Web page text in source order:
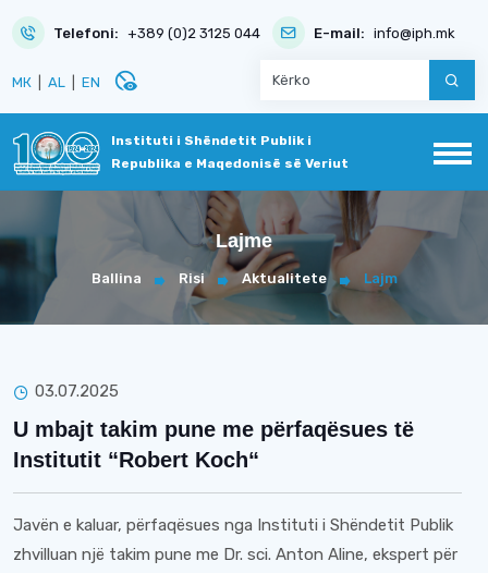
Telefoni: +389 (0)2 3125 044 E-mail: info@iph.mk
МК AL EN disabled_visible
Instituti i Shëndetit Publik i
Republika e Maqedonisë së Veriut
Lajme
Ballina Risi Aktualitete Lajm
03.07.2025
U mbajt takim pune me përfaqësues të
Institutit “Robert Koch“
Javën e kaluar, përfaqësues nga Instituti i Shëndetit Publik
zhvilluan një takim pune me Dr. sci. Anton Aline, ekspert për